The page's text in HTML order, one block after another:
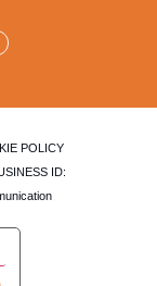
POLICY
ID: